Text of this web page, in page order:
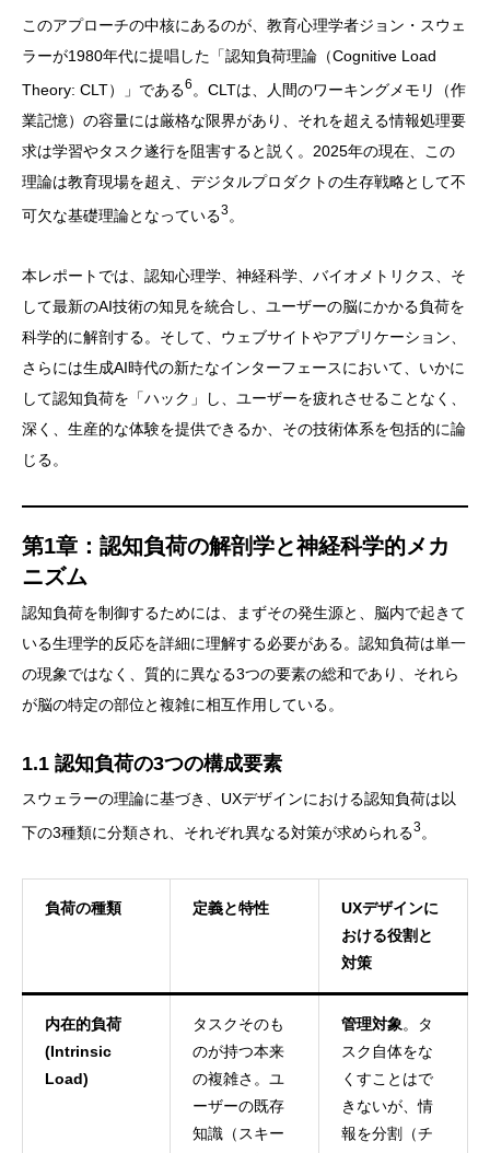
このアプローチの中核にあるのが、教育心理学者ジョン・スウェ
ラーが1980年代に提唱した「認知負荷理論（Cognitive Load
Theory: CLT）」である6 。CLTは、人間のワーキングメモリ（作
業記憶）の容量には厳格な限界があり、それを超える情報処理要
求は学習やタスク遂行を阻害すると説く。2025年の現在、この
理論は教育現場を超え、デジタルプロダクトの生存戦略として不
可欠な基礎理論となっている3。
本レポートでは、認知心理学、神経科学、バイオメトリクス、そ
して最新のAI技術の知見を統合し、ユーザーの脳にかかる負荷を
科学的に解剖する。そして、ウェブサイトやアプリケーション、
さらには生成AI時代の新たなインターフェースにおいて、いかに
して認知負荷を「ハック」し、ユーザーを疲れさせることなく、
深く、生産的な体験を提供できるか、その技術体系を包括的に論
じる。
第1章：認知負荷の解剖学と神経科学的メカ
ニズム
認知負荷を制御するためには、まずその発生源と、脳内で起きて
いる生理学的反応を詳細に理解する必要がある。認知負荷は単一
の現象ではなく、質的に異なる3つの要素の総和であり、それら
が脳の特定の部位と複雑に相互作用している。
1.1 認知負荷の3つの構成要素
スウェラーの理論に基づき、UXデザインにおける認知負荷は以
下の3種類に分類され、それぞれ異なる対策が求められる3。
負荷の種類 定義と特性
UXデザインに
おける役割と
対策
内在的負荷
(Intrinsic
Load)
タスクそのも
のが持つ本来
の複雑さ。ユ
ーザーの既存
知識（スキー
管理対象。タ
スク自体をな
くすことはで
きないが、情
報を分割（チ